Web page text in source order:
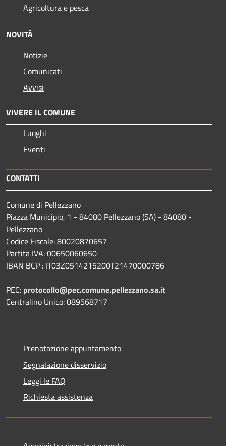
Agricoltura e pesca
NOVITÀ
Notizie
Comunicati
Avvisi
VIVERE IL COMUNE
Luoghi
Eventi
CONTATTI
Comune di Pellezzano
Piazza Municipio, 1 - 84080 Pellezzano (SA) - 84080 -
Pellezzano
Codice Fiscale: 80020870657
Partita IVA: 00650060650
IBAN BCP : IT03Z0514215200T21470000786
PEC: protocollo@pec.comune.pellezzano.sa.it
Centralino Unico: 089568717
Prenotazione appuntamento
Segnalazione disservizio
Leggi le FAQ
Richiesta assistenza